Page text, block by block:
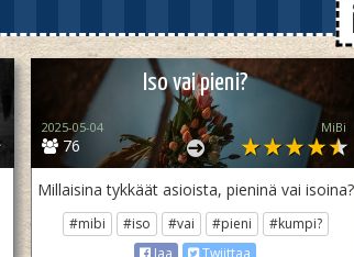
Iso vai pieni?
76
2025-05-04 MiBi
Millaisina tykkäät asioista, pieninä vai isoina?
#mibi #iso #vai #pieni
#kumpi?